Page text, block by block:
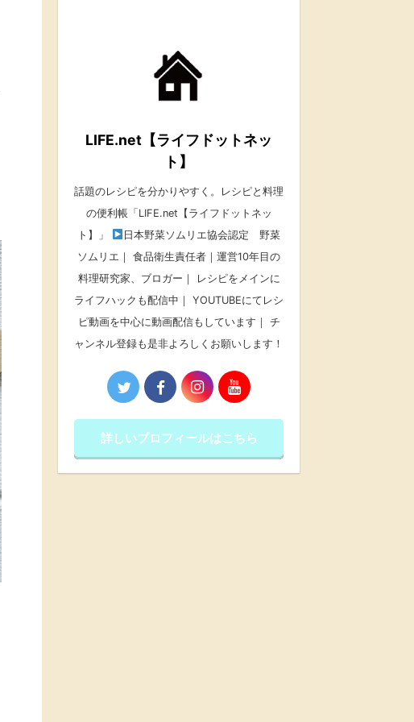
LIFE.net【ライフドットネッ
ト】
話題のレシピを分かりやすく。レシピと料理
の便利帳「LIFE.net【ライフドットネッ
ト】」
日本野菜ソムリエ協会認定 野菜
ソムリエ｜ 食品衛生責任者｜運営10年目の
料理研究家、ブロガー｜ レシピをメインに
ライフハックも配信中｜ YOUTUBEにてレシ
ピ動画を中心に動画配信もしています｜ チ
ャンネル登録も是非よろしくお願いします！
詳しいプロフィールはこちら